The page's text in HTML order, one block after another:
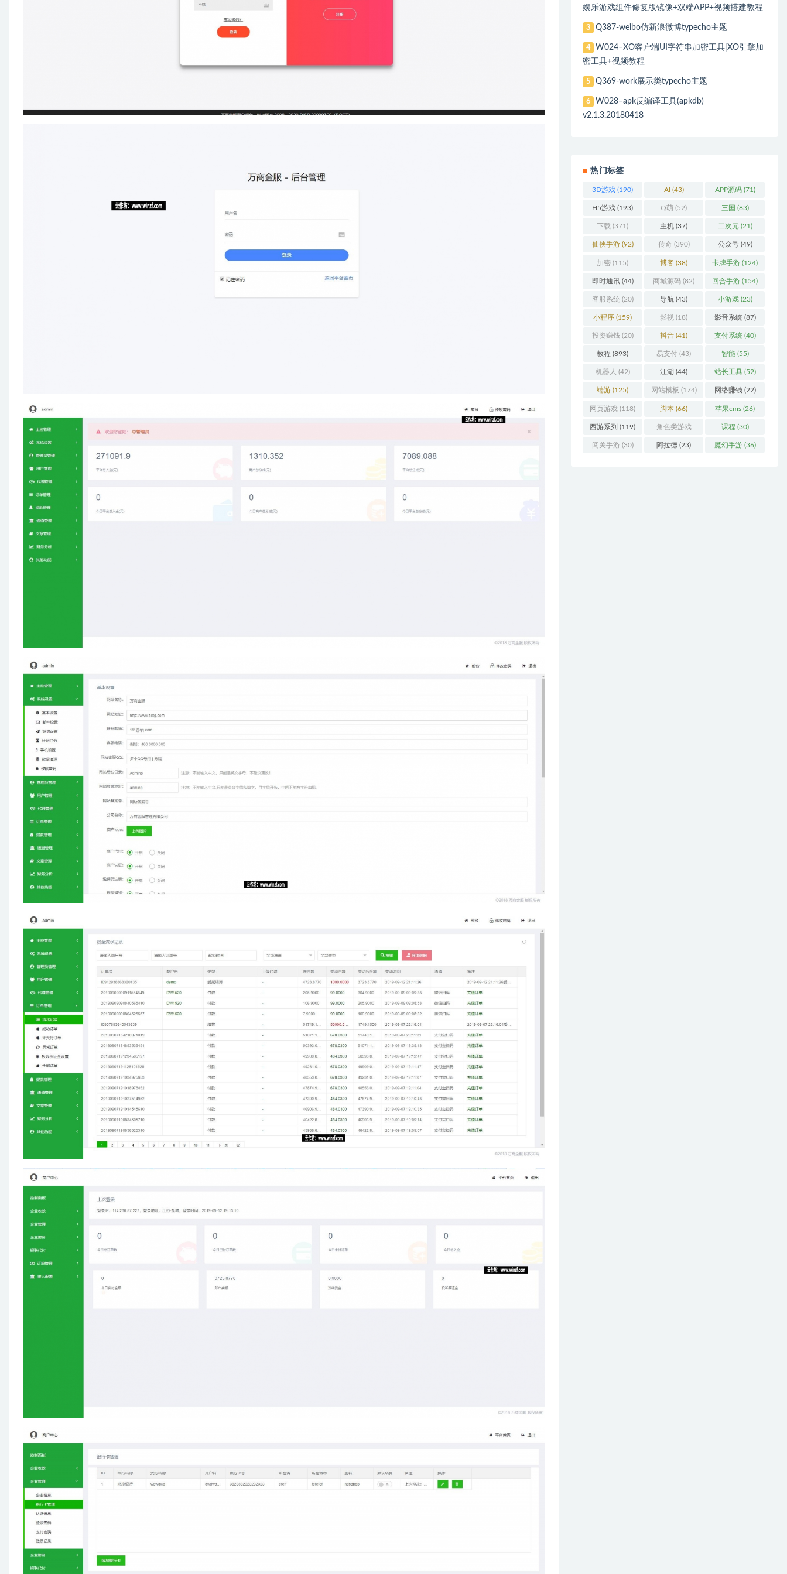
娱乐游戏组件修复版镜像+双端APP+视频搭建教程
3 Q387-weibo仿新浪微博typecho主题
4
W024–XO客户端UI字符串加密工具|XO引擎加
密工具+视频教程
5 Q369-work展示类typecho主题
6
W028–apk反编译工具(apkdb)
v2.1.3.20180418
热门标签
3D游戏 (190) AI(43) APP源码(71)
H5游戏 (193) Q萌 (52) 三国 (83)
下载 (371) 主机 (37) 二次元(21)
仙侠手游(92) 传奇(390) 公众号(49)
加密 (115) 博客 (38) 卡牌手游 (124)
即时通讯(44) 商城源码 (82) 回合手游 (154)
客服系统 (20) 导航 (43) 小游戏(23)
小程序 (159) 影视 (18) 影音系统 (87)
投资赚钱 (20) 抖音 (41) 支付系统 (40)
教程 (893) 易支付 (43) 智能(55)
机器人 (42) 江湖 (44) 站长工具(52)
端游 (125) 网站模板 (174) 网络赚钱(22)
网页游戏 (118) 脚本 (66) 苹果cms (26)
西游系列 (119) 角色类游戏
(306)
课程 (30)
闯关手游(30) 阿拉德 (23) 魔幻手游(36)